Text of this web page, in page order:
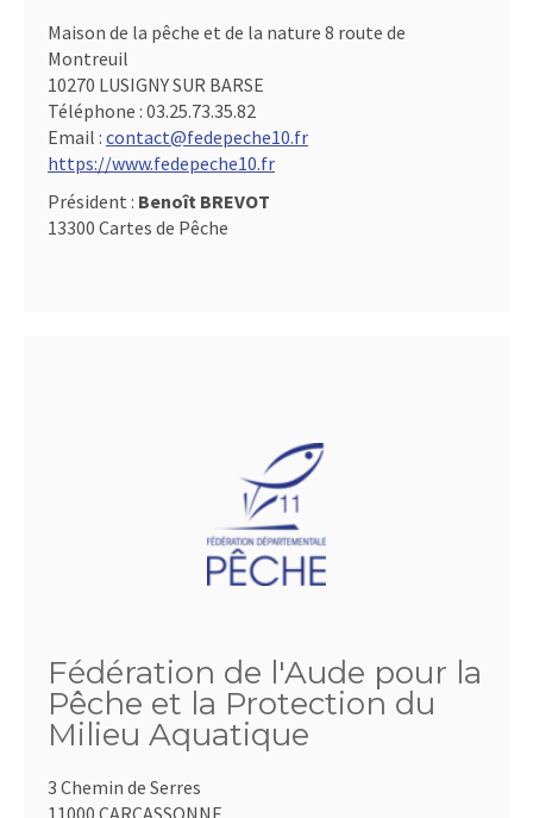
Maison de la pêche et de la nature 8 route de
Montreuil
10270 LUSIGNY SUR BARSE
Téléphone : 03.25.73.35.82
Email : contact@fedepeche10.fr
https://www.fedepeche10.fr
Président : Benoît BREVOT
13300 Cartes de Pêche
Fédération de l'Aude pour la
Pêche et la Protection du
Milieu Aquatique
3 Chemin de Serres
11000 CARCASSONNE